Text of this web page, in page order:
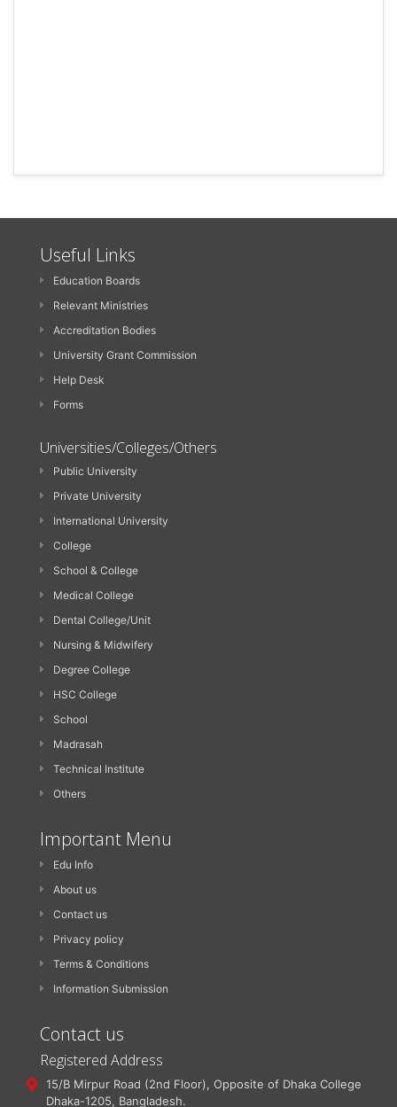
Useful Links
Education Boards
Relevant Ministries
Accreditation Bodies
University Grant Commission
Help Desk
Forms
Universities/Colleges/Others
Public University
Private University
International University
College
School & College
Medical College
Dental College/Unit
Nursing & Midwifery
Degree College
HSC College
School
Madrasah
Technical Institute
Others
Important Menu
Edu Info
About us
Contact us
Privacy policy
Terms & Conditions
Information Submission
Contact us
Registered Address
15/B Mirpur Road (2nd Floor), Opposite of Dhaka College
Dhaka-1205, Bangladesh.